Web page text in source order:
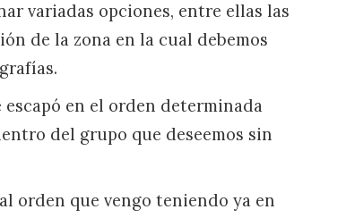
variadas opciones, entre ellas las
de la zona en la cual debemos
en el orden determinada
del grupo que deseemos sin
orden que vengo teniendo ya en